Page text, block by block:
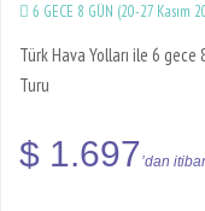
6 GECE 8 GÜN (20-27 Kasım
Türk Hava Yolları ile 6
Turu
$ 1.697’dan